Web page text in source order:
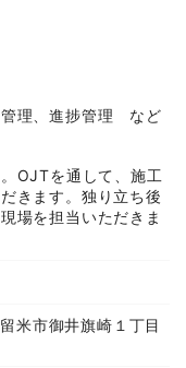
管理、進捗管理 など
OJTを通して、施工
きます。独り立ち後
場を担当いただきま
市御井旗崎１丁目